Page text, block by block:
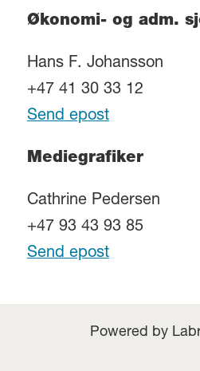
Økonomi- og adm.
Hans F. Johansson
+47 41 30 33 12
Send epost
Mediegrafiker
Cathrine Pedersen
+47 93 43 93 85
Send epost
Powered by